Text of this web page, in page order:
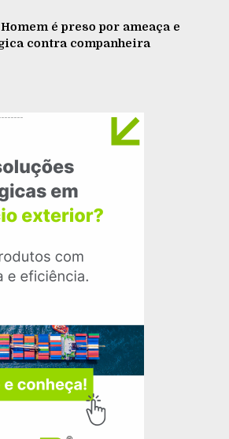
é preso por ameaça e
contra companheira